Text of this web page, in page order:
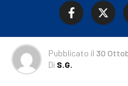
Pubblicato il 30
Di S.G.